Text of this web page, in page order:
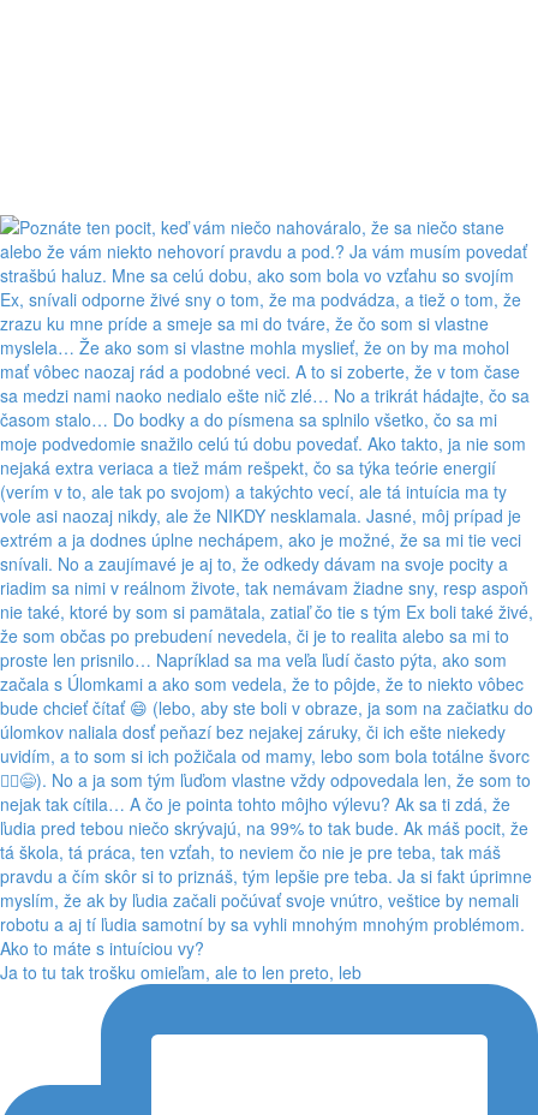
Ja to tu tak trošku omieľam, ale to len preto, leb